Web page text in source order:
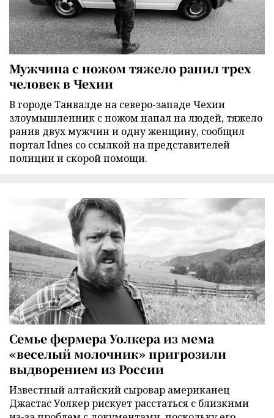
Мужчина с ножом тяжело ранил трех
человек в Чехии
В городе Танвалде на северо-западе Чехии
злоумышленник с ножом напал на людей, тяжело
ранив двух мужчин и одну женщину, сообщил
портал Idnes со ссылкой на представителей
полиции и скорой помощи.
Семье фермера Уолкера из мема
«веселый молочник» пригрозили
выдворением из России
Известный алтайский сыровар американец
Джастас Уолкер рискует расстаться с близкими